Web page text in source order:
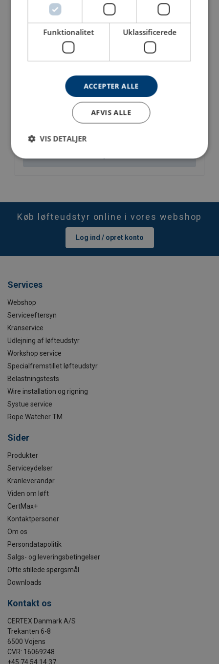
Tønsberg fortøjningsled
Køb løfteudstyr online i vores webshop
Log ind / opret konto
Services
Webshop
Serviceeftersyn
Kranservice
Udlejning af løfteudstyr
Workshop service
Specialfremstillet løfteudstyr
Belastningstests
Wire installation og rigning
Systue service
Rope Watcher TM
Sider
Produkter
Serviceydelser
Kranleverandør
Viden om løft
CertMax+
Kontaktpersoner
Om os
Persondatapolitik
Salgs- og leveringsbetingelser
Ofte stillede spørgsmål
Downloads
Kontakt os
CERTEX Danmark A/S
Trekanten 6-8
6500 Vojens
CVR: 16069248
+45 74 54 14 37
Funktionalitet Uklassificerede
ACCEPTER ALLE
AFVIS ALLE
VIS DETALJER